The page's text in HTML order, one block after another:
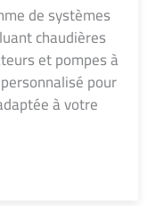
de systèmes
chaudières
et pompes à
pour
à votre